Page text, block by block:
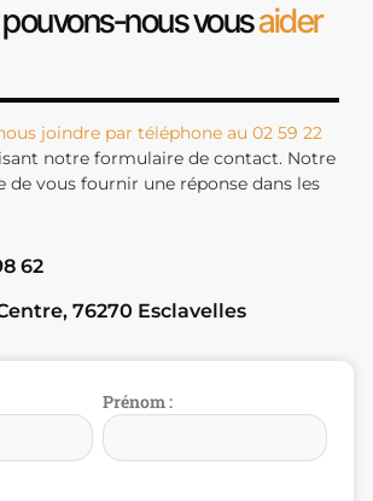
nous vousaider
joindre par téléphone au 02 59 22
notre formulaire de contact. Notre
de vous fournir une réponse dans les
62
76270 Esclavelles
Prénom :